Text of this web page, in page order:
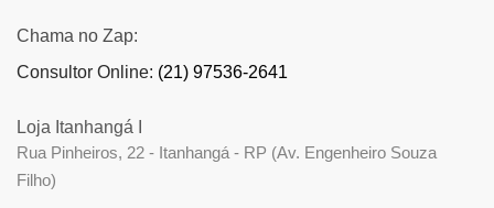
Chama no Zap:
Consultor Online: (21) 97536-2641
Loja Itanhangá I
Rua Pinheiros, 22 - Itanhangá - RP (Av. Engenheiro Souza
Filho)